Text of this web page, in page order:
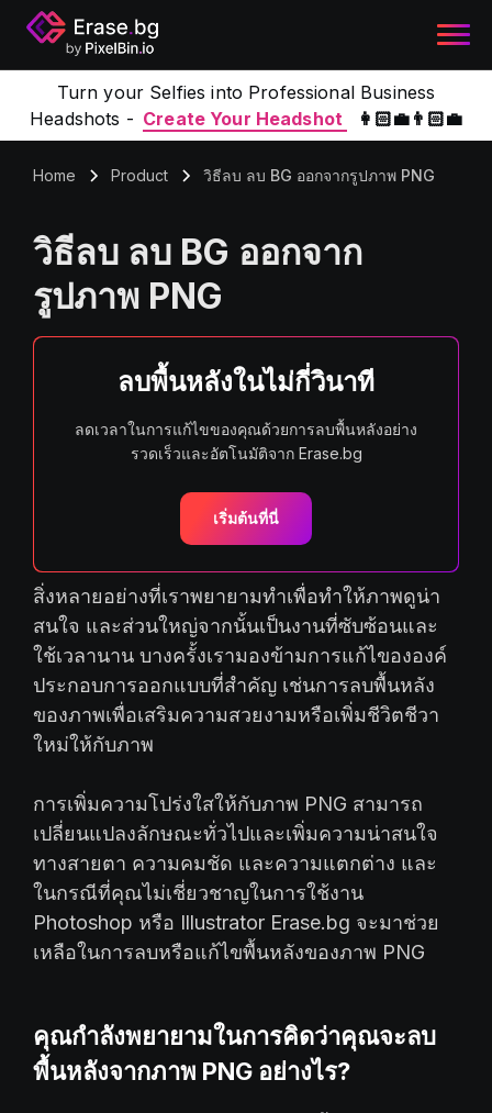
Turn your Selfies into Professional Business
Headshots - Create Your Headshot 👩🏻‍💼👨🏻‍💼
Home Product วิธีลบ ลบ BG ออกจากรูปภาพ PNG
วิธีลบ ลบ BG ออกจาก
รูปภาพ PNG
ลบพื้นหลังในไม่กี่วินาที
ลดเวลาในการแก้ไขของคุณด้วยการลบพื้นหลังอย่าง
รวดเร็วและอัตโนมัติจาก Erase.bg
เริ่มต้นที่นี่
สิ่งหลายอย่างที่เราพยายามทำเพื่อทำให้ภาพดูน่า
สนใจ และส่วนใหญ่จากนั้นเป็นงานที่ซับซ้อนและ
ใช้เวลานาน บางครั้งเรามองข้ามการแก้ไขององค์
ประกอบการออกแบบที่สำคัญ เช่นการลบพื้นหลัง
ของภาพเพื่อเสริมความสวยงามหรือเพิ่มชีวิตชีวา
ใหม่ให้กับภาพ
การเพิ่มความโปร่งใสให้กับภาพ PNG สามารถ
เปลี่ยนแปลงลักษณะทั่วไปและเพิ่มความน่าสนใจ
ทางสายตา ความคมชัด และความแตกต่าง และ
ในกรณีที่คุณไม่เชี่ยวชาญในการใช้งาน
Photoshop หรือ Illustrator Erase.bg จะมาช่วย
เหลือในการลบหรือแก้ไขพื้นหลังของภาพ PNG
คุณกำลังพยายามในการคิดว่าคุณจะลบ
พื้นหลังจากภาพ PNG อย่างไร?